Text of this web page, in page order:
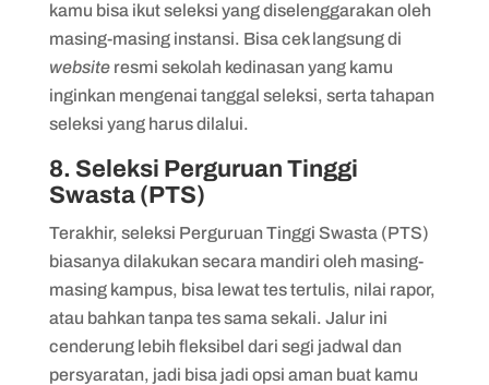
kamu bisa ikut seleksi yang diselenggarakan oleh
masing-masing instansi. Bisa cek langsung di
websiteresmi sekolah kedinasan yang kamu
inginkan mengenai tanggal seleksi, serta tahapan
seleksi yang harus dilalui.
8. Seleksi Perguruan Tinggi
Swasta (PTS)
Terakhir, seleksi Perguruan Tinggi Swasta (PTS)
biasanya dilakukan secara mandiri oleh masing-
masing kampus, bisa lewat tes tertulis, nilai rapor,
atau bahkan tanpa tes sama sekali. Jalur ini
cenderung lebih fleksibel dari segi jadwal dan
persyaratan, jadi bisa jadi opsi aman buat kamu